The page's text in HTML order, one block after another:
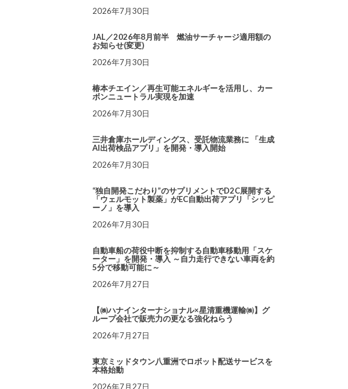
2026年7月30日
JAL／2026年8月前半 燃油サーチャージ適用額の
お知らせ(変更)
2026年7月30日
椿本チエイン／再生可能エネルギーを活用し、カー
ボンニュートラル実現を加速
2026年7月30日
三井倉庫ホールディングス、受託物流業務に 「生成
AI出荷検品アプリ」を開発・導入開始
2026年7月30日
“独自開発こだわり”のサプリメントでD2C展開する
「ウェルモット製薬」がEC自動出荷アプリ「シッピ
ーノ」を導入
2026年7月30日
自動車船の荷役中断を抑制する自動車移動用「スケ
ーター」を開発・導入 ～自力走行できない車両を約
5分で移動可能に～
2026年7月27日
【㈱ハナインターナショナル×星清重機運輸㈱】グ
ループ会社で販売力の更なる強化ねらう
2026年7月27日
東京ミッドタウン八重洲でロボット配送サービスを
本格始動
2026年7月27日